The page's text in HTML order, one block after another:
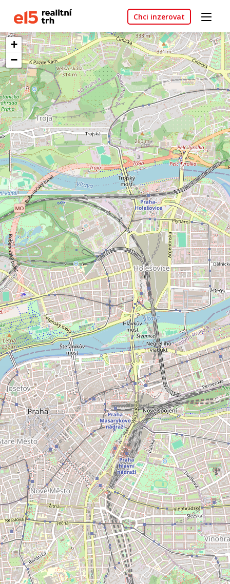
Chci inzerovat
+
−